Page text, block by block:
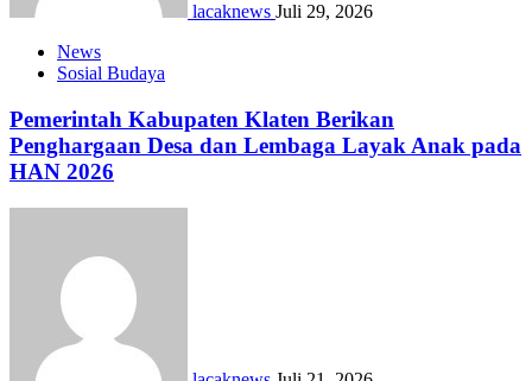
lacaknews Juli 29, 2026
News
Sosial Budaya
Pemerintah Kabupaten Klaten Berikan
Penghargaan Desa dan Lembaga Layak Anak pada
HAN 2026